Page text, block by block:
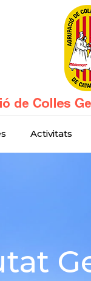
Activitats